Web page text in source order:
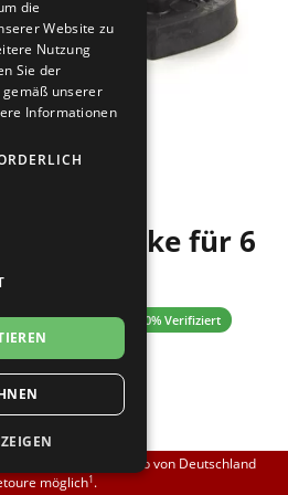
für 6
Bewertungen) ✓ 100% Verifiziert
EUR
auf Lager?
liefern wir innerhalb von Deutschland
möglich1.
die
Website zu
Nutzung
Sie der
gemäß unserer
Informationen